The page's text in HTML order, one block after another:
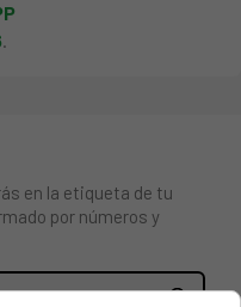
en la etiqueta de tu
por números y